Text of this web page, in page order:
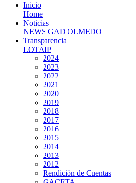
Inicio
Home
Noticias
NEWS GAD OLMEDO
Transparencia
LOTAIP
2024
2023
2022
2021
2020
2019
2018
2017
2016
2015
2014
2013
2012
Rendición de Cuentas